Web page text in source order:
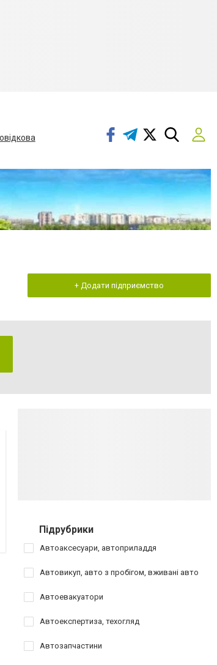
+ Додати підприємство
Підрубрики
Автоаксесуари, автоприладдя
Автовикуп, авто з пробігом, вживані авто
Автоевакуатори
Автоекспертиза, техогляд
Автозапчастини